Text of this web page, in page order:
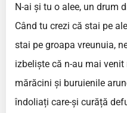
N-ai și tu o alee, un drum
Când tu crezi că stai pe
stai pe groapa vreunuia,
izbeliște că n-au mai
mărăcini și buruienile
îndoliați care-și curăță